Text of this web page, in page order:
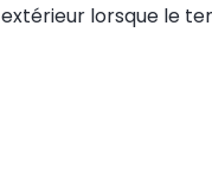
extérieur lorsque le